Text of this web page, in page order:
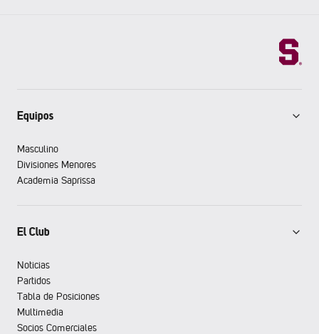
Equipos
Masculino
Divisiones Menores
Academia Saprissa
El Club
Noticias
Partidos
Tabla de Posiciones
Multimedia
Socios Comerciales